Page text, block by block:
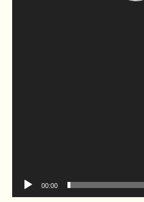
00:00